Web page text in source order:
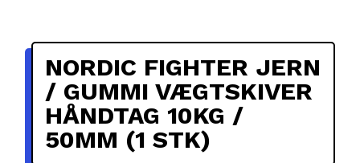
NORDIC FIGHTER JERN
/ GUMMI VÆGTSKIVER
HÅNDTAG 10KG /
50MM (1 STK)